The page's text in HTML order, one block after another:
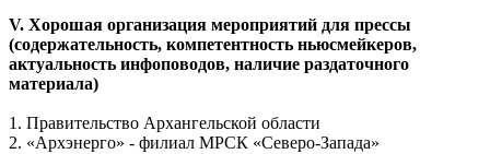
V. Хорошая организация мероприятий для прессы
(содержательность, компетентность ньюсмейкеров,
актуальность инфоповодов, наличие раздаточного
материала)
1. Правительство Архангельской области
2. «Архэнерго» - филиал МРСК «Северо-Запада»